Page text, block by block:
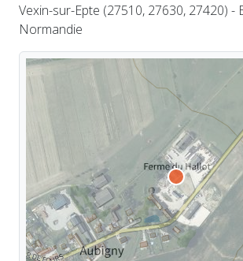
Vexin-sur-Epte (27510, 27630, 27420) -
Normandie